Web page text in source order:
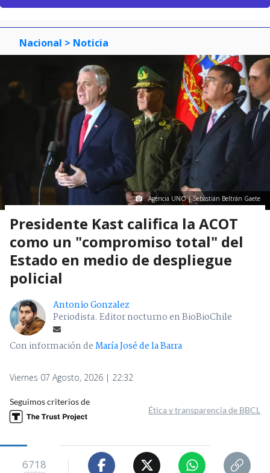
Nacional > Noticia
Agencia UNO | Sebastián Beltrán Gaete
Presidente Kast califica la ACOT
como un "compromiso total" del
Estado en medio de despliegue
policial
Antonio Gonzalez
Periodista. Editor nocturno en BioBioChile
Con información deMaría José de la Barra
Viernes 07 Agosto, 2026 | 22:32
Seguimos criterios de
Ética y transparencia de BBCL
6718